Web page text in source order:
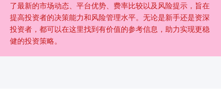
了最新的市场动态、平台优势、费率比较以及风险提示，旨在
提高投资者的决策能力和风险管理水平。无论是新手还是资深
投资者，都可以在这里找到有价值的参考信息，助力实现更稳
健的投资策略。